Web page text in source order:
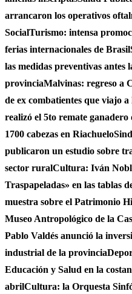
arrancaron los operativos
SocialTurismo: intensa
ferias internacionales de Brasil
las medidas preventivas antes
provinciaMalvinas: regreso a
de ex combatientes que viajo a
realizó el 5to remate
1700 cabezas en Riachuelo
publicaron un estudio sobre
sector ruralCultura: Iván
Traspapeladas» en las tablas
muestra sobre el Patrimonio
Museo Antropológico de la
Pablo Valdés anunció la
industrial de la provincia
Educación y Salud en la
abrilCultura: la Orquesta